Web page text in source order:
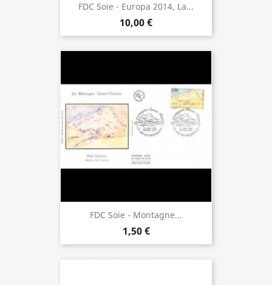
FDC Soie - Europa 2014, La...
10,00 €
FDC Soie - Montagne...
1,50 €